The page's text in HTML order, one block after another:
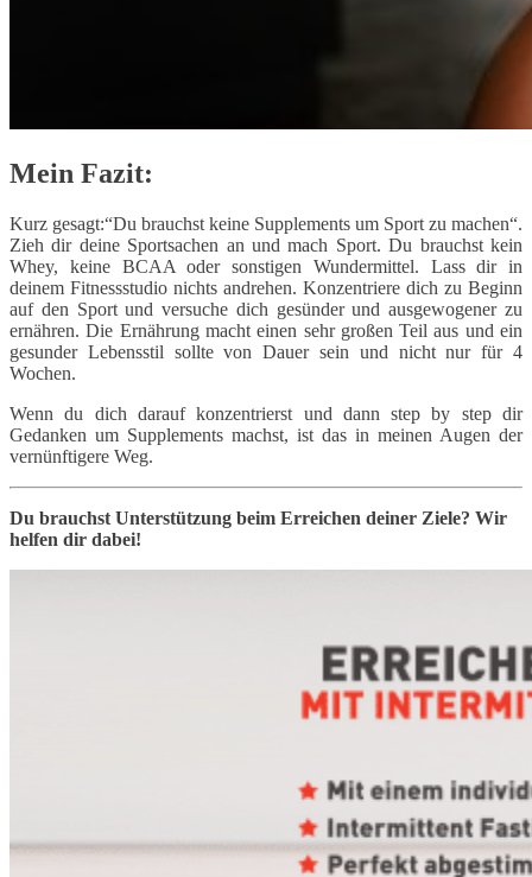
Mein Fazit:
Kurz gesagt:“Du brauchst keine Supplements um Sport zu machen“.
Zieh dir deine Sportsachen an und mach Sport. Du brauchst kein
Whey, keine BCAA oder sonstigen Wundermittel. Lass dir in
deinem Fitnessstudio nichts andrehen. Konzentriere dich zu Beginn
auf den Sport und versuche dich gesünder und ausgewogener zu
ernähren. Die Ernährung macht einen sehr großen Teil aus und ein
gesunder Lebensstil sollte von Dauer sein und nicht nur für 4
Wochen.
Wenn du dich darauf konzentrierst und dann step by step dir
Gedanken um Supplements machst, ist das in meinen Augen der
vernünftigere Weg.
Du brauchst Unterstützung beim Erreichen deiner Ziele? Wir
helfen dir dabei!